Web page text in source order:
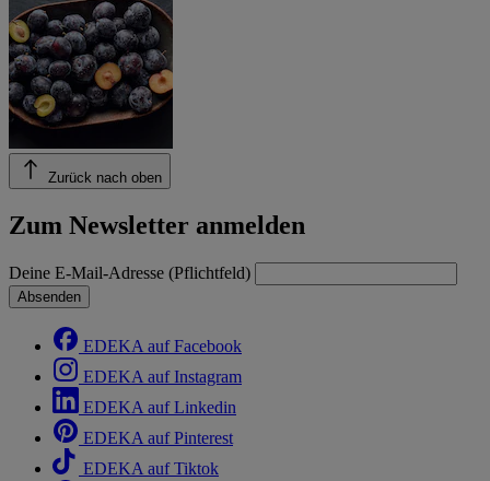
Zurück nach oben
Zum Newsletter anmelden
Deine E-Mail-Adresse (Pflichtfeld)
Absenden
EDEKA auf Facebook
EDEKA auf Instagram
EDEKA auf Linkedin
EDEKA auf Pinterest
EDEKA auf Tiktok